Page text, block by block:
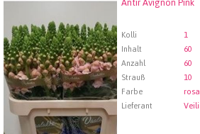
Kolli 1
Inhalt
60
Anzahl
60
Strauß
10
Farbe
Lieferant
Wählen Sie zuerst ein Abfartdatum.